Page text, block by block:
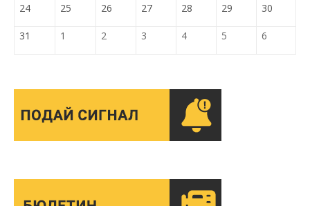
24 25 26 27 28 29 30
31 1 2 3 4 5 6